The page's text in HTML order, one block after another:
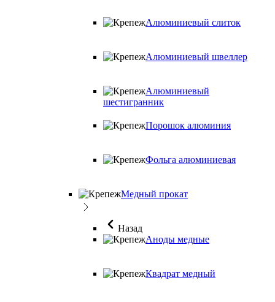
Алюминиевый слиток
Алюминиевый швеллер
Алюминиевый
шестигранник
Порошок алюминия
Фольга алюминиевая
Медный прокат
Назад
Аноды медные
Квадрат медный